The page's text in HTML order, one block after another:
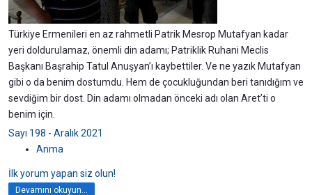
Türkiye Ermenileri en az rahmetli Patrik Mesrop Mutafyan kadar
yeri doldurulamaz, önemli din adamı; Patriklik Ruhani Meclis
Başkanı Başrahip Tatul Anuşyan’ı kaybettiler. Ve ne yazık Mutafyan
gibi o da benim dostumdu. Hem de çocukluğundan beri tanıdığım ve
sevdiğim bir dost. Din adamı olmadan önceki adı olan Aret’ti o
benim için.
Sayı 198 - Aralık 2021
Anma
İlk yorum yapan siz olun!
Devamını okuyun...